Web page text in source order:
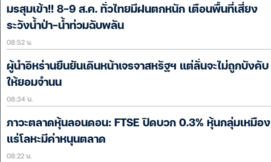
มรสุมเข้า!! 8-9 ส.ค. ทั่วไทยมีฝนตกหนัก เตือนพื้นที่เสี่ยง
ระวังน้ำป่า-น้ำท่วมฉับพลัน
08:52 น.
ผู้นำอิหร่านยืนยันเดินหน้าเจรจาสหรัฐฯ แต่ลั่นจะไม่ถูกบังคับ
ให้ยอมจำนน
08:34 น.
ภาวะตลาดหุ้นลอนดอน: FTSE ปิดบวก 0.3% หุ้นกลุ่มเหมือง
แร่โลหะมีค่าหนุนตลาด
08:22 น.